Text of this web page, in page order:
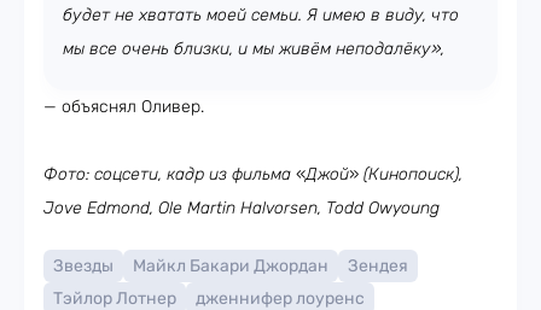
будет не хватать моей семьи. Я имею в виду, что
мы все очень близки, и мы живём неподалёку»,
— объяснял Оливер.
Фото: соцсети, кадр из фильма «Джой» (Кинопоиск),
Jove Edmond, Ole Martin Halvorsen, Todd Owyoung
Звезды Майкл Бакари Джордан
Зендея
Тэйлор Лотнер
дженнифер лоуренс